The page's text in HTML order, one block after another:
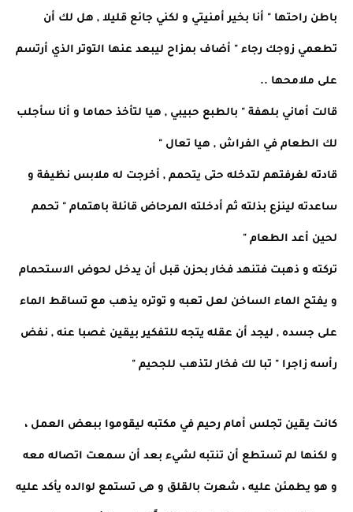
باطن راحتها " أنا بخير أمنيتي و لكني جائع قليلا , هل لك أن
تطعمي زوجك رجاء " أضاف بمزاح ليبعد عنها التوتر الذي أرتسم
على ملامحها ..
قالت أماني بلهفة " بالطبع حبيبي , هيا لتأخذ حماما و أنا سأجلب
لك الطعام في الفراش , هيا تعال "
قادته لغرفتهم لتدخله حتى يتحمم , أخرجت له ملابس نظيفة و
ساعدته لينزع بذلته ثم أدخلته المرحاض قائلة باهتمام " تحمم
لحين أعد الطعام "
تركته و ذهبت فتنهد فخار بحزن قبل أن يدخل لحوض الاستحمام
و يفتح الماء الساخن لعل تعبه و توتره يذهب مع تساقط الماء
على جسده , ليجد أن عقله يتجه للتفكير بيقين غصبا عنه , نفض
رأسه زاجرا " تبا لك فخار لتذهب للجحيم "
كانت يقين تجلس أمام رحيم في مكتبه ليقوموا ببعض العمل ،
و لكنها لم تستطع أن تنتبه لشيء بعد أن سمعت اتصاله معه
و هو يطمئن عليه ، شعرت بالقلق و هى تستمع لوالده يأكد عليه